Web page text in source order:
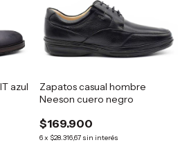
azul
Zapatos casual hombre
Neeson cuero negro
$169.900
6x $28.316,67 sin interés